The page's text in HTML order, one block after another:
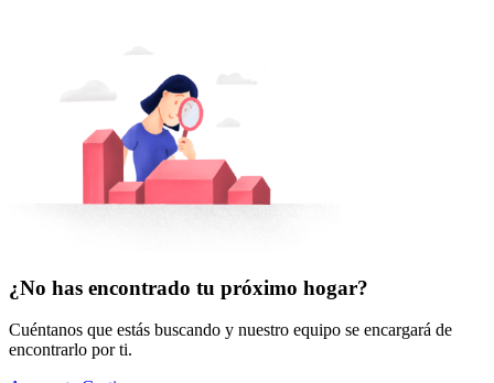
¿No has encontrado tu próximo hogar?
Cuéntanos que estás buscando y nuestro equipo se encargará de
encontrarlo por ti.